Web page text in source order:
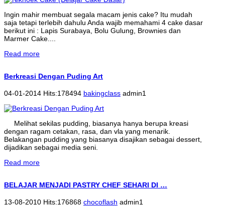
Ingin mahir membuat segala macam jenis cake? Itu mudah
saja tetapi terlebih dahulu Anda wajib memahami 4 cake dasar
berikut ini : Lapis Surabaya, Bolu Gulung, Brownies dan
Marmer Cake....
Read more
Berkreasi Dengan Puding Art
04-01-2014 Hits:178494 bakingclass admin1
Melihat sekilas pudding, biasanya hanya berupa kreasi
dengan ragam cetakan, rasa, dan vla yang menarik.
Belakangan pudding yang biasanya disajikan sebagai dessert,
dijadikan sebagai media seni.
Read more
BELAJAR MENJADI PASTRY CHEF SEHARI DI …
13-08-2010 Hits:176868 chocoflash admin1